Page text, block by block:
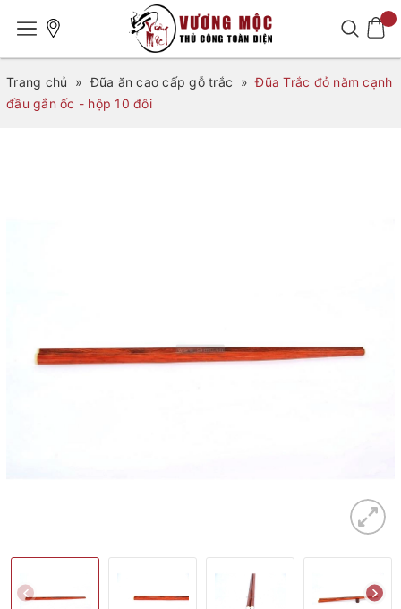
Trang chủ » Đũa ăn cao cấp gỗ trắc » Đũa Trắc đỏ năm cạnh
đầu gắn ốc - hộp 10 đôi